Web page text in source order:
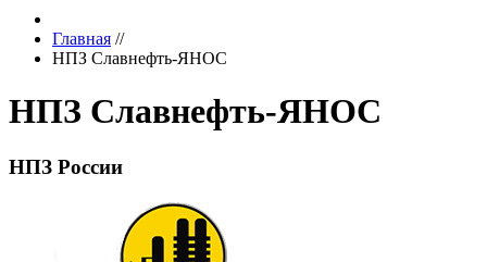
Главная //
НПЗ Славнефть-ЯНОС
НПЗ Славнефть-ЯНОС
НПЗ России